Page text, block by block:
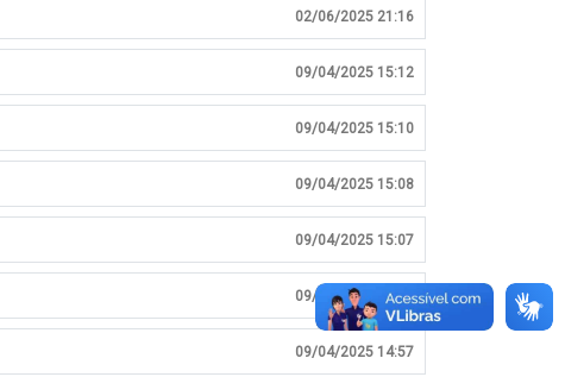
02/06/2025 21:16
09/04/2025 15:12
09/04/2025 15:10
09/04/2025 15:08
09/04/2025 15:07
09/04/2025 15:04
09/04/2025 14:57